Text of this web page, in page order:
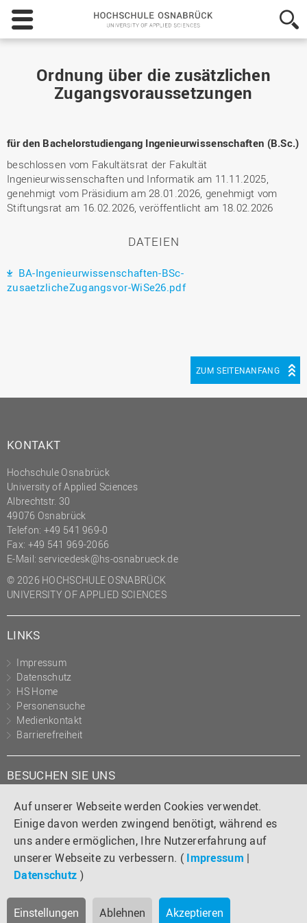
Auf unserer Webseite werden Cookies verwendet.
Einige davon werden zwingend benötigt, während es
uns andere ermöglichen, Ihre Nutzererfahrung auf
unserer Webseite zu verbessern. ( Impressum |
Datenschutz )
Einstellungen Ablehnen Akzeptieren
Hochschule
Osnabrück
-
of
Applied
Sciences
Ordnung über die zusätzlichen
Zugangsvoraussetzungen
für den Bachelorstudiengang Ingenieurwissenschaften (B.Sc.)
beschlossen vom Fakultätsrat der Fakultät
Ingenieurwissenschaften und Informatik am 11.11.2025,
genehmigt vom Präsidium am 28.01.2026, genehmigt vom
Stiftungsrat am 16.02.2026, veröffentlicht am 18.02.2026
DATEIEN
BA-Ingenieurwissenschaften-BSc-
zusaetzlicheZugangsvor-WiSe26.pdf
ZUM SEITENANFANG
KONTAKT
Hochschule Osnabrück
University of Applied Sciences
Albrechtstr. 30
49076 Osnabrück
Telefon: +49 541 969-0
Fax: +49 541 969-2066
E-Mail: servicedesk@hs-osnabrueck.de
© 2026 HOCHSCHULE OSNABRÜCK
UNIVERSITY OF APPLIED SCIENCES
LINKS
Impressum
Datenschutz
HS Home
Personensuche
Medienkontakt
Barrierefreiheit
BESUCHEN SIE UNS
Instagram
TiktokLinkedIn
YouTube
Facebook